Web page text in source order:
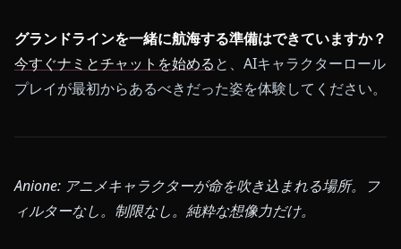
グランドラインを一緒に航海する準備はできていますか？
今すぐナミとチャットを始めると、AIキャラクターロール
プレイが最初からあるべきだった姿を体験してください。
Anione: アニメキャラクターが命を吹き込まれる場所。フ
ィルターなし。制限なし。純粋な想像力だけ。